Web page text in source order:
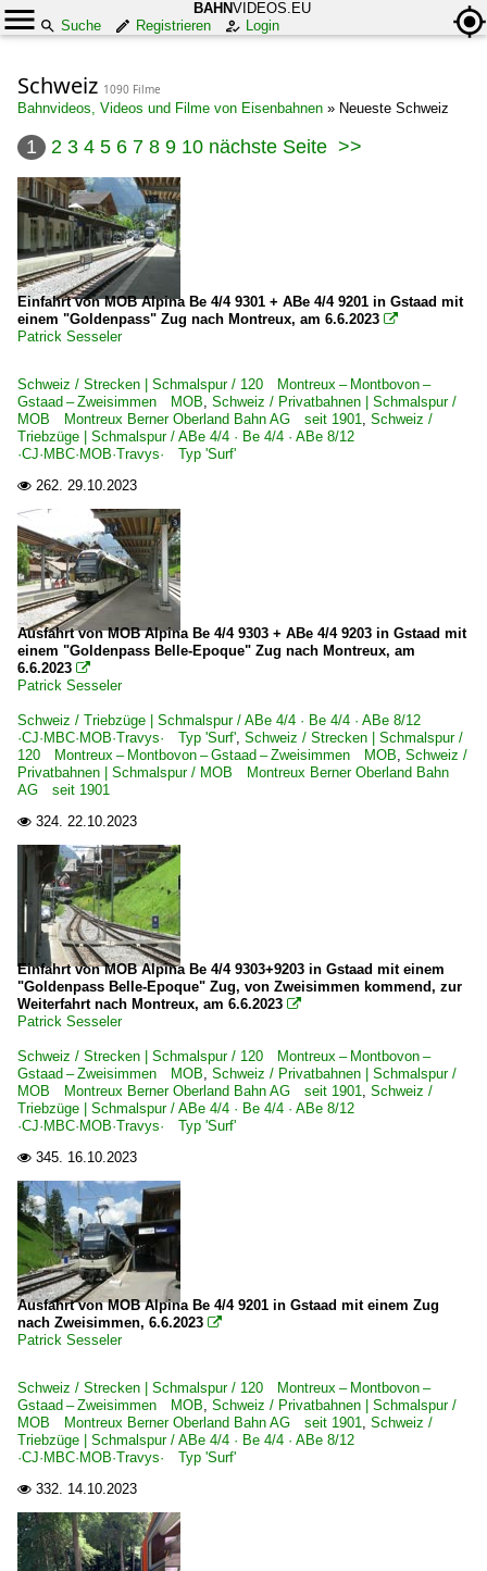
BAHNVIDEOS.EU
Suche
Registrieren Login
Schweiz 1090 Filme
Bahnvideos, Videos und Filme von Eisenbahnen » Neueste Schweiz
1 2 3 4 5 6 7 8 9 10 nächste Seite >>
Einfahrt von MOB Alpina Be 4/4 9301 + ABe 4/4 9201 in Gstaad mit
einem "Goldenpass" Zug nach Montreux, am 6.6.2023 
Patrick Sesseler
Schweiz / Strecken | Schmalspur / 120 Montreux – Montbovon –
Gstaad – Zweisimmen MOB, Schweiz / Privatbahnen | Schmalspur /
MOB Montreux Berner Oberland Bahn AG seit 1901, Schweiz /
Triebzüge | Schmalspur / ABe 4/4 · Be 4/4 · ABe 8/12
·CJ·MBC·MOB·Travys· Typ 'Surf'
 262. 29.10.2023
Ausfahrt von MOB Alpina Be 4/4 9303 + ABe 4/4 9203 in Gstaad mit
einem "Goldenpass Belle-Epoque" Zug nach Montreux, am
6.6.2023 
Patrick Sesseler
Schweiz / Triebzüge | Schmalspur / ABe 4/4 · Be 4/4 · ABe 8/12
·CJ·MBC·MOB·Travys· Typ 'Surf', Schweiz / Strecken | Schmalspur /
120 Montreux – Montbovon – Gstaad – Zweisimmen MOB, Schweiz /
Privatbahnen | Schmalspur / MOB Montreux Berner Oberland Bahn
AG seit 1901
 324. 22.10.2023
Einfahrt von MOB Alpina Be 4/4 9303+9203 in Gstaad mit einem
"Goldenpass Belle-Epoque" Zug, von Zweisimmen kommend, zur
Weiterfahrt nach Montreux, am 6.6.2023 
Patrick Sesseler
Schweiz / Strecken | Schmalspur / 120 Montreux – Montbovon –
Gstaad – Zweisimmen MOB, Schweiz / Privatbahnen | Schmalspur /
MOB Montreux Berner Oberland Bahn AG seit 1901, Schweiz /
Triebzüge | Schmalspur / ABe 4/4 · Be 4/4 · ABe 8/12
·CJ·MBC·MOB·Travys· Typ 'Surf'
 345. 16.10.2023
Ausfahrt von MOB Alpina Be 4/4 9201 in Gstaad mit einem Zug
nach Zweisimmen, 6.6.2023 
Patrick Sesseler
Schweiz / Strecken | Schmalspur / 120 Montreux – Montbovon –
Gstaad – Zweisimmen MOB, Schweiz / Privatbahnen | Schmalspur /
MOB Montreux Berner Oberland Bahn AG seit 1901, Schweiz /
Triebzüge | Schmalspur / ABe 4/4 · Be 4/4 · ABe 8/12
·CJ·MBC·MOB·Travys· Typ 'Surf'
 332. 14.10.2023